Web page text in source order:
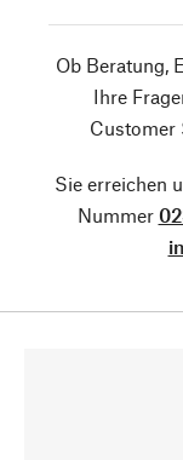
Ob Beratung,
Ihre
Customer
Sie erreichen
Nummer